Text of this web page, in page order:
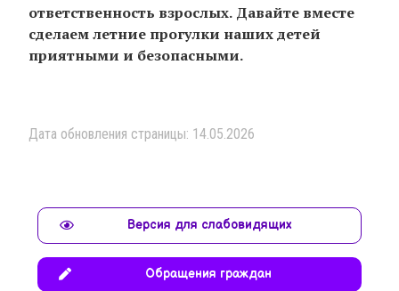
ответственность взрослых. Давайте вместе
сделаем летние прогулки наших детей
приятными и безопасными.
Дата обновления страницы: 14.05.2026
Версия для слабовидящих
Обращения граждан